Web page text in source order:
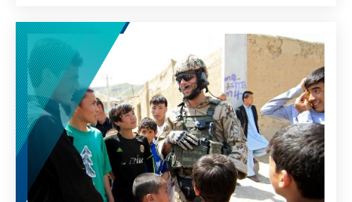
Dienstleistungsverkehr, die Kooperation
zwischen Staaten und die Organisation
selbst?